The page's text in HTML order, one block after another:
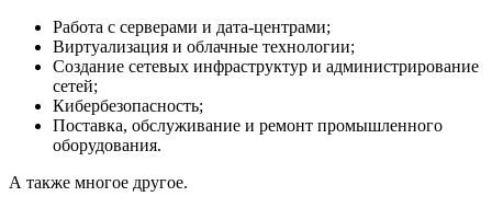
Работа с серверами и дата-центрами;
Виртуализация и облачные технологии;
Создание сетевых инфраструктур и администрирование
сетей;
Кибербезопасность;
Поставка, обслуживание и ремонт промышленного
оборудования.
А также многое другое.